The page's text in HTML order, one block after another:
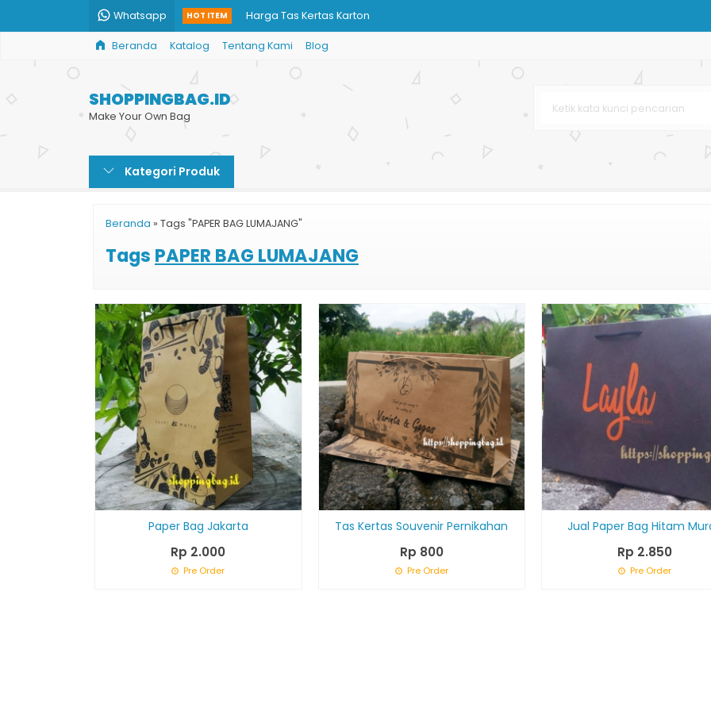
Whatsapp HOT ITEM Harga Tas Kertas Karton
Paper Bag Kecil
Paper Bag Hijab Syari
Paper Bag Restoran
Beranda Katalog Tentang Kami Blog
SHOPPINGBAG.ID
Make Your Own Bag
Kategori Produk
Beranda » Tags "PAPER BAG LUMAJANG"
Tags PAPER BAG LUMAJANG
Paper Bag Jakarta
Rp 2.000
Pre Order
Tas Kertas Souvenir Pernikahan
Rp 800
Pre Order
Jual Paper Bag Hitam
Rp 2.850
Pre Order